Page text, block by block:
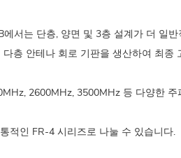
서는 단층, 양면 및 3층 설계가 더 일반
층 안테나 회로 기판을 생산하여 최종
2600MHz, 3500MHz 등 다양한
적인 FR-4 시리즈로 나눌 수 있습니다.